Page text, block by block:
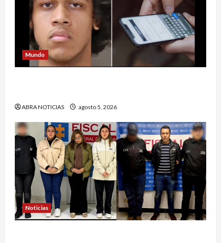
Mundo
ABRA NOTICIAS agosto 5, 2026
Noticias